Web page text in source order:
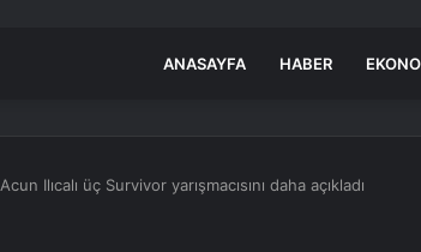
ANASAYFA HABER
Acun Ilıcalı üç Survivor yarışmacısını daha açıkladı